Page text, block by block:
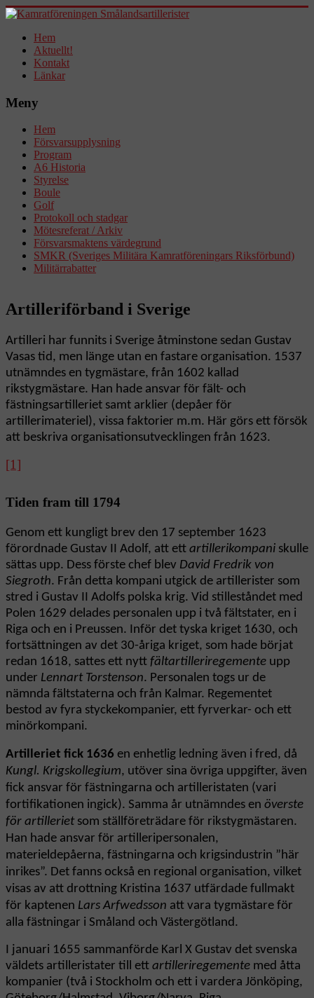
Hem
Aktuellt!
Kontakt
Länkar
Meny
Hem
Försvarsupplysning
Program
A6 Historia
Styrelse
Boule
Golf
Protokoll och stadgar
Mötesreferat / Arkiv
Försvarsmaktens värdegrund
SMKR (Sveriges Militära Kamratföreningars Riksförbund)
Militärrabatter
Artilleriförband i Sverige
Artilleri har funnits i Sverige åtminstone sedan Gustav
Vasas tid, men länge utan en fastare organisation. 1537
utnämndes en tygmästare, från 1602 kallad
rikstygmästare. Han hade ansvar för fält- och
fästningsartilleriet samt arklier (depåer för
artillerimateriel), vissa faktorier m.m. Här görs ett försök
att beskriva organisationsutvecklingen från 1623.
[1]
Tiden fram till 1794
Genom ett kungligt brev den 17 september 1623
förordnade Gustav II Adolf, att ett artillerikompani skulle
sättas upp. Dess förste chef blev David Fredrik von
Siegroth. Från detta kompani utgick de artillerister som
stred i Gustav II Adolfs polska krig. Vid stilleståndet med
Polen 1629 delades personalen upp i två fältstater, en i
Riga och en i Preussen. Inför det tyska kriget 1630, och
fortsättningen av det 30-åriga kriget, som hade börjat
redan 1618, sattes ett nytt fältartilleriregemente upp
under Lennart Torstenson. Personalen togs ur de
nämnda fältstaterna och från Kalmar. Regementet
bestod av fyra styckekompanier, ett fyrverkar- och ett
minörkompani.
Artilleriet fick 1636 en enhetlig ledning även i fred, då
Kungl. Krigskollegium, utöver sina övriga uppgifter, även
fick ansvar för fästningarna och artilleristaten (vari
fortifikationen ingick). Samma år utnämndes en överste
för artillerietsom ställföreträdare för rikstygmästaren.
Han hade ansvar för artilleripersonalen,
materieldepåerna, fästningarna och krigsindustrin ”här
inrikes”. Det fanns också en regional organisation, vilket
visas av att drottning Kristina 1637 utfärdade fullmakt
för kaptenen Lars Arfwedsson att vara tygmästare för
alla fästningar i Småland och Västergötland.
I januari 1655 sammanförde Karl X Gustav det svenska
väldets artilleristater till ett artilleriregemente med åtta
kompanier (två i Stockholm och ett i vardera Jönköping,